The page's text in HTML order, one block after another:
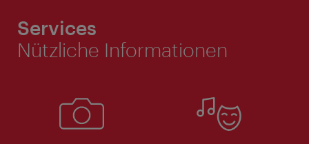
Services
Nützliche Informationen